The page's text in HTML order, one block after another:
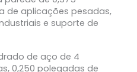
de aplicações pesadas,
e suporte de
de aço de 4
0,250 polegadas de